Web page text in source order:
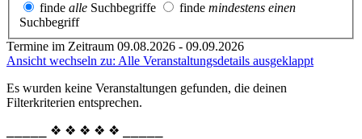
finde alle Suchbegriffe finde mindestens einen
Suchbegriff
Termine im Zeitraum 09.08.2026 - 09.09.2026
Ansicht wechseln zu: Alle Veranstaltungsdetails ausgeklappt
Es wurden keine Veranstaltungen gefunden, die deinen
Filterkriterien entsprechen.
⎯⎯⎯⎯⎯ ❖ ❖ ❖ ❖ ❖ ⎯⎯⎯⎯⎯